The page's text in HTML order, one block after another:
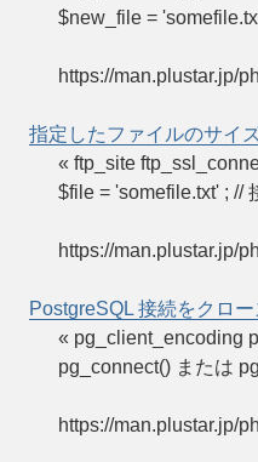
$new_file =
https://man.plustar.jp/
指定したファイルのサイ
« ftp_site
$file = 'somefile.txt' ; //
https://man.plustar.jp/
PostgreSQL 接続をクロー
« pg_client_encoding
pg_connect() または
https://man.plustar.jp/